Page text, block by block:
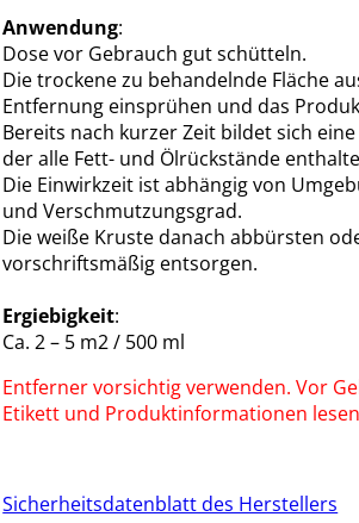
Anwendung:
Dose vor Gebrauch gut schütteln.
Die trockene zu behandelnde Fläche
Entfernung einsprühen und das
Bereits nach kurzer Zeit bildet sich
der alle Fett- und Ölrückstände
Die Einwirkzeit ist abhängig von
und Verschmutzungsgrad.
Die weiße Kruste danach abbürsten
vorschriftsmäßig entsorgen.
Ergiebigkeit:
Ca. 2 – 5 m2 / 500 ml
Entferner vorsichtig verwenden. Vor
Etikett und Produktinformationen
Sicherheitsdatenblatt des Herstellers